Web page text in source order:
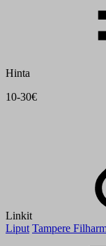
Hinta
10-30€
Linkit
Liput Tampere